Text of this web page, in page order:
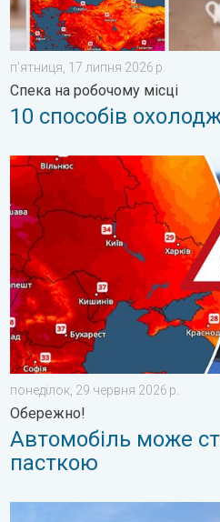
пʼятниця, 17 липня 2026 р.
Спека на робочому місці
10 способів
Автомобіль може стати
понеділок, 29 червня 2026 р.
Обережно!
Автомобіль може
пасткою
Високий рівень